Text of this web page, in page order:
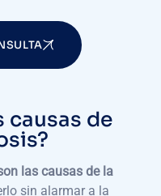
causas de
las causas de la
sin alarmar a la